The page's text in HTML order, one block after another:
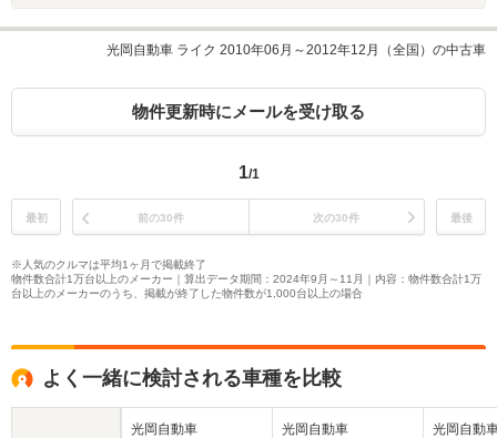
光岡自動車 ライク 2010年06月～2012年12月（全国）の中古車
物件更新時にメールを受け取る
1/1
最初 前の30件 次の30件 最後
※人気のクルマは平均1ヶ月で掲載終了
物件数合計1万台以上のメーカー｜算出データ期間：2024年9月～11月｜内容：物件数合計1万
台以上のメーカーのうち、掲載が終了した物件数が1,000台以上の場合
よく一緒に検討される車種を比較
光岡自動車 光岡自動車 光岡自動